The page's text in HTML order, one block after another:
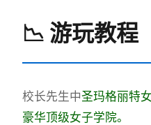
📉 游玩教程
校长先生中圣玛格丽特
豪华顶级女子学院。